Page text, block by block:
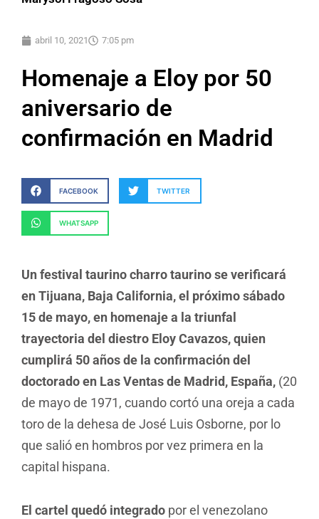
abril 10, 2021 7:05 pm
Homenaje a Eloy por 50
aniversario de
confirmación en Madrid
FACEBOOK TWITTER
WHATSAPP
Un festival taurino charro taurino se verificará
en Tijuana, Baja California, el próximo sábado
15 de mayo, en homenaje a la triunfal
trayectoria del diestro Eloy Cavazos, quien
cumplirá 50 años de la confirmación del
doctorado en Las Ventas de Madrid, España, (20
de mayo de 1971, cuando cortó una oreja a cada
toro de la dehesa de José Luis Osborne, por lo
que salió en hombros por vez primera en la
capital hispana.
El cartel quedó integrado por el venezolano